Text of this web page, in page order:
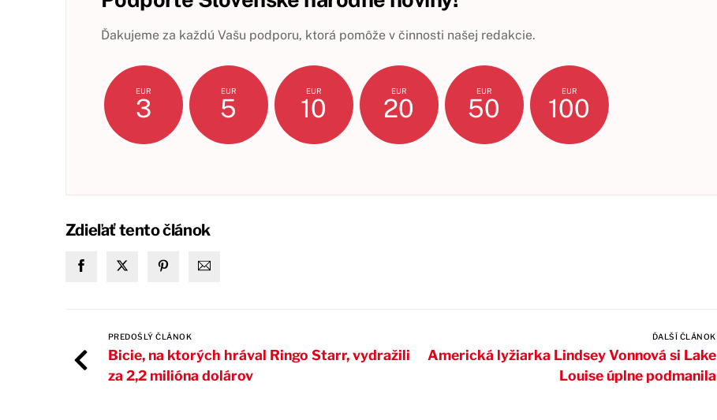
Ďakujeme za každú Vašu podporu, ktorá pomôže v činnosti našej redakcie.
EUR
3
EUR
5
EUR
10
EUR
20
EUR
50
EUR
100
Zdieľať tento článok
PREDOŠLÝ ČLÁNOK
Bicie, na ktorých hrával Ringo Starr, vydražili
za 2,2 milióna dolárov
ĎALŠÍ ČLÁNOK
Americká lyžiarka Lindsey Vonnová si Lake
Louise úplne podmanila